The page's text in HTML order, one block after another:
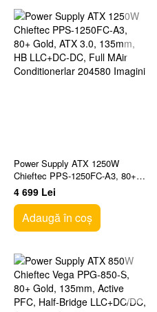
Power Supply ATX 1250W
Chieftec PPS-1250FC-A3, 80+
Gold, ATX 3.0, 135mm, HB
LLC+DC-DC, Full MAir
Conditionerlar
4 699 Lei
Adaugă în coș